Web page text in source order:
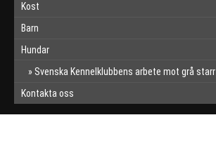
Kost
Barn
Hundar
Svenska Kennelklubbens arbete mot grå starr
Kontakta oss